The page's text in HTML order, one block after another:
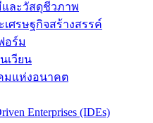
และวัสดุชีวภาพ
ศรษฐกิจสร้างสรรค์
อร์ม
เวียน
มแห่งอนาคต
Enterprises (IDEs)